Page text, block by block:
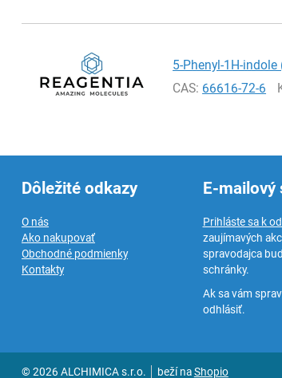
5-Phenyl-1H-
CAS: 66616-72-6
Dôležité odkazy
O nás
Ako nakupovať
Obchodné podmienky
Kontakty
E-mailový
Prihláste sa k
zaujímavých
spravodajca
schránky.
Ak sa vám
odhlásiť.
© 2026 ALCHIMICA s.r.o. beží naShopio